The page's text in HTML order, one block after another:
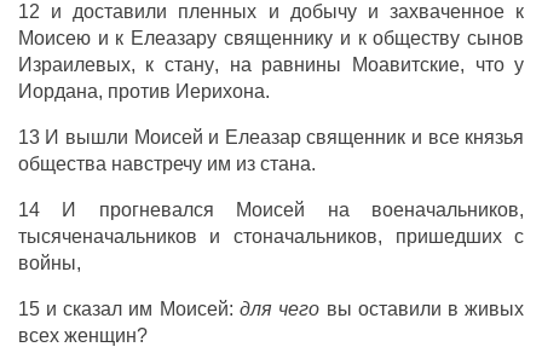
12 и доставили пленных и добычуизахваченное к
Моисеюи к Елеазару священнику и кобществу сынов
Израилевых, кстану, на равнины Моавитские, что у
Иордана, против Иерихона.
13 И вышли Моисей и Елеазар священник и все князья
общества навстречуим из стана.
14 И прогневался Моисей на военачальников,
тысяченачальников и стоначальников, пришедших
с
войны,
15 исказал им Моисей:для чего вы оставили вживых
всех женщин?